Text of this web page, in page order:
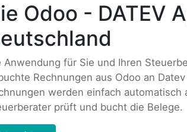
Odoo - DATEV
Anwendung für Sie und Ihren
Rechnungen aus Odoo an
werden einfach automatisch
prüft und bucht die Belege.